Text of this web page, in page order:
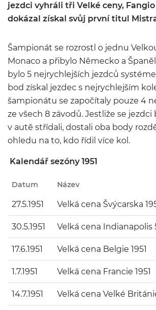
jezdci vyhráli tři Velké ceny,
dokázal získal svůj první titul
Šampionát se rozrostl o jednu
Monaco a přibylo Německo a
bylo 5 nejrychlejších jezdců
bod získal jezdec s nejrychlejším
šampionátu se započítaly pouze 4
ze všech 8 závodů. Jestliže se
v autě střídali, dostali oba body
ohledu na to, kdo řídil více kol.
Kalendář sezóny 1951
Datum Název
27.5.1951 Velká cena Švýcarska
30.5.1951 Velká cena Indianapolis
17.6.1951 Velká cena Belgie 1951
1.7.1951 Velká cena Francie 1951
14.7.1951 Velká cena Velké